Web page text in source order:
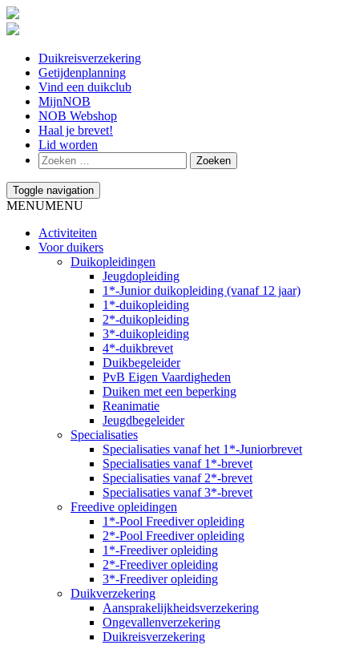
Duikreisverzekering
Getijdenplanning
Vind een duikclub
MijnNOB
NOB Webshop
Haal je brevet!
Lid worden
Toggle navigation
MENUMENU
Activiteiten
Voor duikers
Duikopleidingen
Jeugdopleiding
1*-Junior duikopleiding (vanaf 12 jaar)
1*-duikopleiding
2*-duikopleiding
3*-duikopleiding
4*-duikbrevet
Duikbegeleider
PvB Eigen Vaardigheden
Duiken met een beperking
Reanimatie
Jeugdbegeleider
Specialisaties
Specialisaties vanaf het 1*-Juniorbrevet
Specialisaties vanaf 1*-brevet
Specialisaties vanaf 2*-brevet
Specialisaties vanaf 3*-brevet
Freedive opleidingen
1*-Pool Freediver opleiding
2*-Pool Freediver opleiding
1*-Freediver opleiding
2*-Freediver opleiding
3*-Freediver opleiding
Duikverzekering
Aansprakelijkheidsverzekering
Ongevallenverzekering
Duikreisverzekering